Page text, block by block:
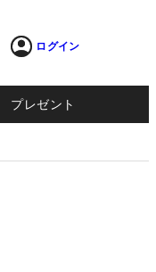
ログイン
プレゼント